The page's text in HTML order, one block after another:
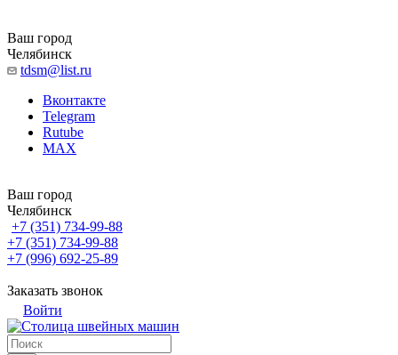
Ваш город
Челябинск
tdsm@list.ru
Вконтакте
Telegram
Rutube
MAX
Ваш город
Челябинск
+7 (351) 734-99-88
+7 (351) 734-99-88
+7 (996) 692-25-89
Заказать звонок
Войти